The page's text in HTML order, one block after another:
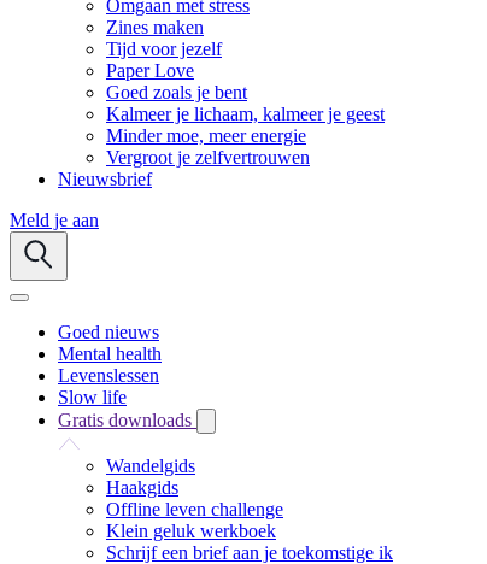
Omgaan met stress
Zines maken
Tijd voor jezelf
Paper Love
Goed zoals je bent
Kalmeer je lichaam, kalmeer je geest
Minder moe, meer energie
Vergroot je zelfvertrouwen
Nieuwsbrief
Meld je aan
Goed nieuws
Mental health
Levenslessen
Slow life
Gratis downloads
Wandelgids
Haakgids
Offline leven challenge
Klein geluk werkboek
Schrijf een brief aan je toekomstige ik